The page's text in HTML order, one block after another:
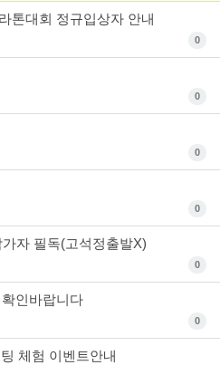
톤대회 정규입상자 안내
0
0
0
0
자 필독(고석정출발X)
0
인바랍니다
0
체험 이벤트안내